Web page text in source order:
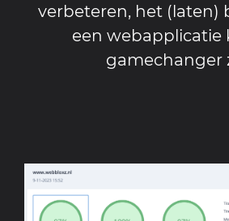
verbeteren, het (laten)
een webapplicatie
gamechanger